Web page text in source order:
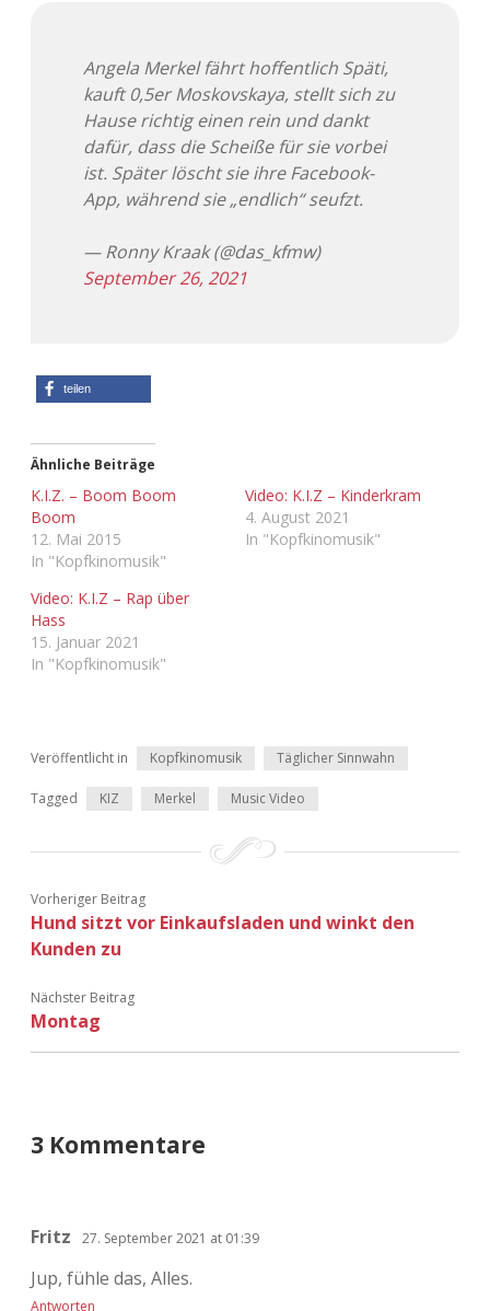
Angela Merkel fährt hoffentlich Späti,
kauft 0,5er Moskovskaya, stellt sich zu
Hause richtig einen rein und dankt
dafür, dass die Scheiße für sie vorbei
ist. Später löscht sie ihre Facebook-
App, während sie „endlich“ seufzt.
— Ronny Kraak (@das_kfmw)
September 26, 2021
teilen
Ähnliche Beiträge
K.I.Z. – Boom Boom
Boom
12. Mai 2015
In "Kopfkinomusik"
Video: K.I.Z – Kinderkram
4. August 2021
In "Kopfkinomusik"
Video: K.I.Z – Rap über
Hass
15. Januar 2021
In "Kopfkinomusik"
Veröffentlicht in Kopfkinomusik Täglicher Sinnwahn
Tagged KIZ Merkel Music Video
Vorheriger Beitrag
Hund sitzt vor Einkaufsladen und winkt den
Kunden zu
Nächster Beitrag
Montag
3 Kommentare
Fritz 27. September 2021 at 01:39
Jup, fühle das, Alles.
Antworten